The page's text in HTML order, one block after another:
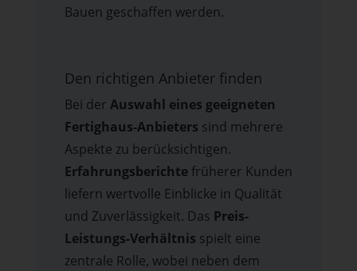
Bauen geschaffen werden.
Den richtigen Anbieter finden
Bei der Auswahl eines geeigneten
Fertighaus-Anbieters sind mehrere
Aspekte zu berücksichtigen.
Erfahrungsberichtefrüherer Kunden
liefern wertvolle Einblicke in Qualität
und Zuverlässigkeit. Das Preis-
Leistungs-Verhältnis spielt eine
zentrale Rolle, wobei neben dem